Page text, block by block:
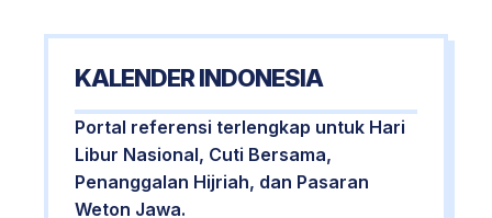
KALENDER INDONESIA
Portal referensi terlengkap untuk Hari
Libur Nasional, Cuti Bersama,
Penanggalan Hijriah, dan Pasaran
Weton Jawa.